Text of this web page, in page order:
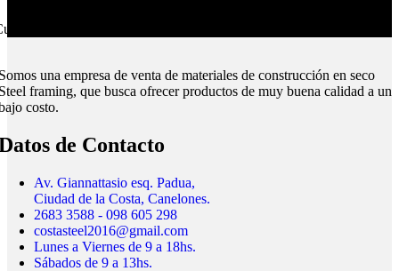
todo el país.
una empresa de venta de materiales de construcción en seco
framing, que busca ofrecer productos de muy buena calidad a un
costo.
de Contacto
Av. Giannattasio esq. Padua,
Ciudad de la Costa, Canelones.
2683 3588 - 098 605 298
costasteel2016@gmail.com
Lunes a Viernes de 9 a 18hs.
Sábados de 9 a 13hs.